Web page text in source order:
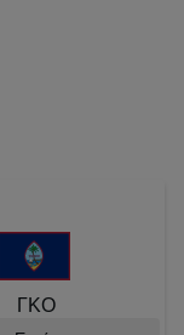
ΓΚΟ